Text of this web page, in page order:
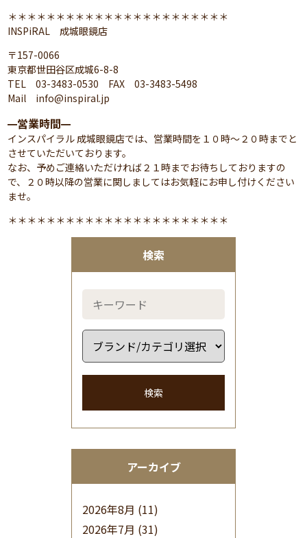
検索
検索
アーカイブ
2026年8月 (11)
2026年7月 (31)
＊＊＊＊＊＊＊＊＊＊＊＊＊＊＊＊＊＊＊＊＊＊＊
INSPiRAL 成城眼鏡店
〒157-0066
東京都世田谷区成城6-8-8
TEL 03-3483-0530 FAX 03-3483-5498
Mail info@inspiral.jp
━営業時間━
インスパイラル 成城眼鏡店では、営業時間を１０時～２０時までと
させていただいております。
なお、予めご連絡いただければ２１時までお待ちしておりますの
で、２０時以降の営業に関しましてはお気軽にお申し付けください
ませ。
＊＊＊＊＊＊＊＊＊＊＊＊＊＊＊＊＊＊＊＊＊＊＊